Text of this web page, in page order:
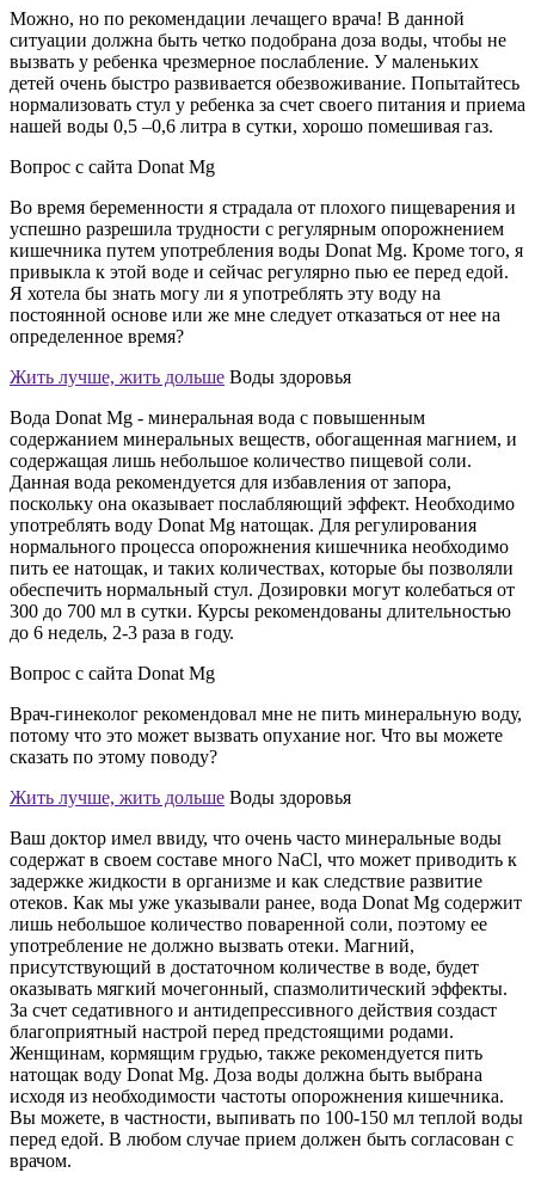
Можно, но по рекомендации лечащего врача! В данной
ситуации должна быть четко подобрана доза воды, чтобы не
вызвать у ребенка чрезмерное послабление. У маленьких
детей очень быстро развивается обезвоживание. Попытайтесь
нормализовать стул у ребенка за счет своего питания и приема
нашей воды 0,5 –0,6 литра в сутки, хорошо помешивая газ.
Вопрос с сайта Donat Mg
Во время беременности я страдала от плохого пищеварения и
успешно разрешила трудности с регулярным опорожнением
кишечника путем употребления воды Donat Mg. Кроме того, я
привыкла к этой воде и сейчас регулярно пью ее перед едой.
Я хотела бы знать могу ли я употреблять эту воду на
постоянной основе или же мне следует отказаться от нее на
определенное время?
Жить лучше, жить дольше Воды здоровья
Вода Donat Mg - минеральная вода с повышенным
содержанием минеральных веществ, обогащенная магнием, и
содержащая лишь небольшое количество пищевой соли.
Данная вода рекомендуется для избавления от запора,
поскольку она оказывает послабляющий эффект. Необходимо
употреблять воду Donat Mg натощак. Для регулирования
нормального процесса опорожнения кишечника необходимо
пить ее натощак, и таких количествах, которые бы позволяли
обеспечить нормальный стул. Дозировки могут колебаться от
300 до 700 мл в сутки. Курсы рекомендованы длительностью
до 6 недель, 2-3 раза в году.
Вопрос с сайта Donat Mg
Врач-гинеколог рекомендовал мне не пить минеральную воду,
потому что это может вызвать опухание ног. Что вы можете
сказать по этому поводу?
Жить лучше, жить дольше Воды здоровья
Ваш доктор имел ввиду, что очень часто минеральные воды
содержат в своем составе много NaCl, что может приводить к
задержке жидкости в организме и как следствие развитие
отеков. Как мы уже указывали ранее, вода Donat Mg содержит
лишь небольшое количество поваренной соли, поэтому ее
употребление не должно вызвать отеки. Магний,
присутствующий в достаточном количестве в воде, будет
оказывать мягкий мочегонный, спазмолитический эффекты.
За счет седативного и антидепрессивного действия создаст
благоприятный настрой перед предстоящими родами.
Женщинам, кормящим грудью, также рекомендуется пить
натощак воду Donat Mg. Доза воды должна быть выбрана
исходя из необходимости частоты опорожнения кишечника.
Вы можете, в частности, выпивать по 100-150 мл теплой воды
перед едой. В любом случае прием должен быть согласован с
врачом.